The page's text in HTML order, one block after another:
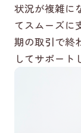
状況が複雑に
てスムーズに
期の取引で終
してサポート